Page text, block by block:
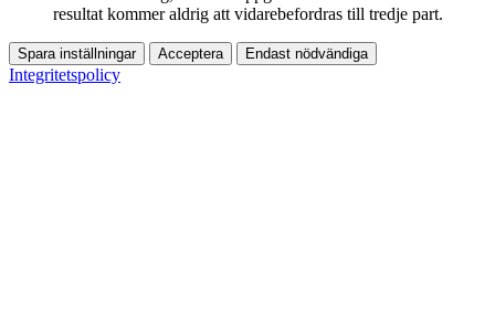
resultat kommer aldrig att vidarebefordras till tredje part.
Spara inställningar Acceptera Endast nödvändiga
Integritetspolicy